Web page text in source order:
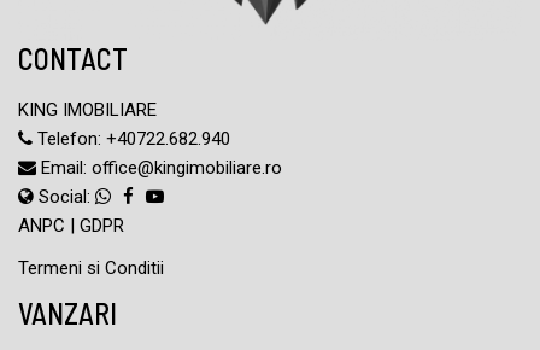
CONTACT
KING IMOBILIARE
Telefon: +40722.682.940
Email: office@kingimobiliare.ro
Social:
ANPC | GDPR
Termeni si Conditii
VANZARI